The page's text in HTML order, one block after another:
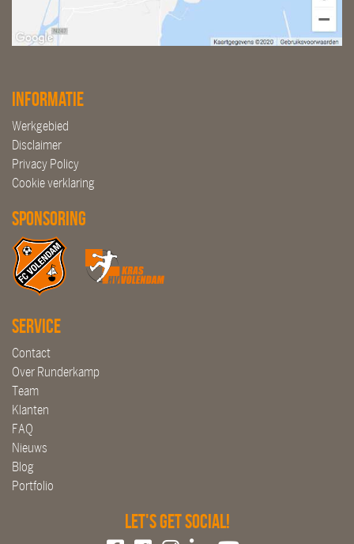
Informatie
Werkgebied
Disclaimer
Privacy Policy
Cookie verklaring
Sponsoring
Service
Contact
Over Runderkamp
Team
Klanten
FAQ
Nieuws
Blog
Portfolio
Let's get social!